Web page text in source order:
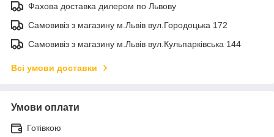
Фахова доставка дилером по Львову
Самовивіз з магазину м.Львів вул.Городоцька 172
Самовивіз з магазину м.Львів вул.Кульпарківська 144
Всі умови доставки
Умови оплати
Готівкою